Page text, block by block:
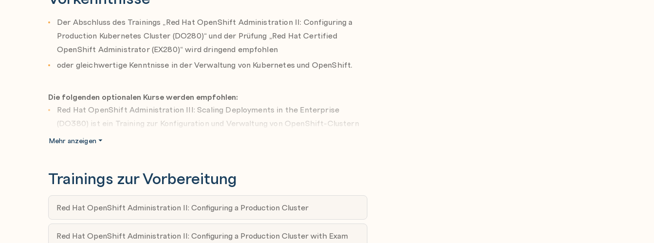
Management for Kubernetes
Deploy and manage virtual machines in a multicluster environment by using
Der Abschluss des Trainings „Red Hat OpenShift Administration II: Configuring a
Production Kubernetes Cluster (DO280)“ und der Prüfung „Red Hat Certified
OpenShift Administrator (EX280)“ wird dringend empfohlen
oder gleichwertige Kenntnisse in der Verwaltung von Kubernetes und OpenShift.
Die folgenden optionalen Kurse werden empfohlen:
Red Hat OpenShift Administration III: Scaling Deployments in the Enterprise
(DO380) ist ein Training zur Konfiguration und Verwaltung von OpenShift-Clustern
in großem Maßstab, um den steigenden und komplexen Anforderungen von
Managing Virtual Machines with Red Hat OpenShift Virtualization (DO316)
vermittelt die wesentlichen Kenntnisse zum Erstellen und Verwalten virtueller
Maschinen auf OpenShift mithilfe des Red Hat OpenShift Virtualization Operators.
Mehr anzeigen
Trainings zur Vorbereitung
Red Hat OpenShift Administration II: Configuring a Production Cluster
Red Hat OpenShift Administration II: Configuring a Production Cluster with Exam